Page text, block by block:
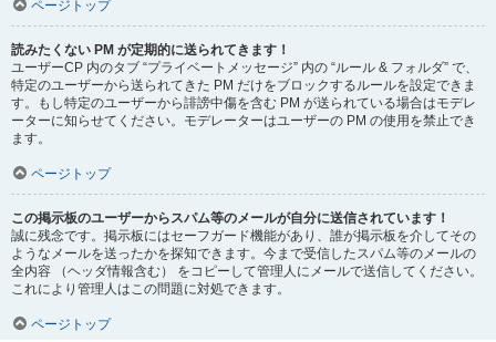
ページトップ
読みたくない PM が定期的に送られてきます！
ユーザーCP 内のタブ “プライベートメッセージ” 内の “ルール & フォルダ” で、
特定のユーザーから送られてきた PM だけをブロックするルールを設定できま
す。もし特定のユーザーから誹謗中傷を含む PM が送られている場合はモデレ
ーターに知らせてください。モデレーターはユーザーの PM の使用を禁止でき
ます。
ページトップ
この掲示板のユーザーからスパム等のメールが自分に送信されています！
誠に残念です。掲示板にはセーフガード機能があり、誰が掲示板を介してその
ようなメールを送ったかを探知できます。今まで受信したスパム等のメールの
全内容 （ヘッダ情報含む） をコピーして管理人にメールで送信してください。
これにより管理人はこの問題に対処できます。
ページトップ